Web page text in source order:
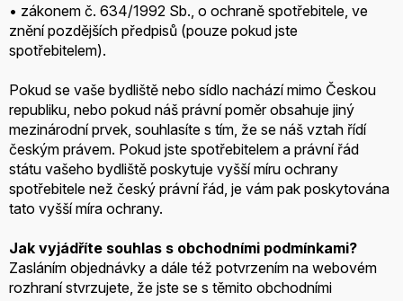
• zákonem č. 634/1992 Sb., o ochraně spotřebitele, ve
znění pozdějších předpisů (pouze pokud jste
spotřebitelem).
Pokud se vaše bydliště nebo sídlo nachází mimo Českou
republiku, nebo pokud náš právní poměr obsahuje jiný
mezinárodní prvek, souhlasíte s tím, že se náš vztah řídí
českým právem. Pokud jste spotřebitelem a právní řád
státu vašeho bydliště poskytuje vyšší míru ochrany
spotřebitele než český právní řád, je vám pak poskytována
tato vyšší míra ochrany.
Jak vyjádříte souhlas s obchodními podmínkami?
Zasláním objednávky a dále též potvrzením na webovém
rozhraní stvrzujete, že jste se s těmito obchodními